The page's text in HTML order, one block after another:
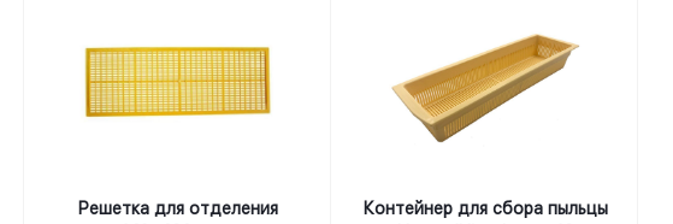
Решетка для отделения
Контейнер для сбора пыльцы